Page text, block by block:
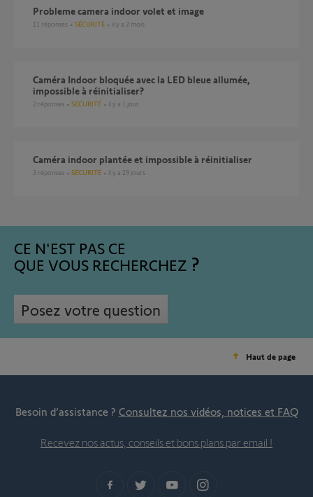
Probleme camera indoor volet et image
11 réponses SÉCURITÉ il y a 2 mois
Caméra Indoor bloquée avec la LED bleue allumée,
impossible à réinitialiser?
2 réponses SÉCURITÉ il y a 1 jour
Caméra indoor plantée et impossible à réinitialiser
3 réponses SÉCURITÉ il y a 29 jours
CE N'EST PAS CE
QUE VOUS RECHERCHEZ
Posez votre question
Haut de page
Besoin d’assistance ? Consultez nos vidéos, notices et FAQ
Recevez nos actus, conseils et bons plans par email !